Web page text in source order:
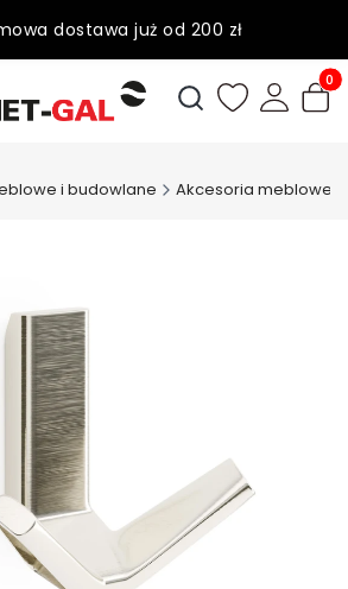
dostawa już od 200 zł
50% na wybrane produky
Otwórz
i budowlane Akcesoria meblowe